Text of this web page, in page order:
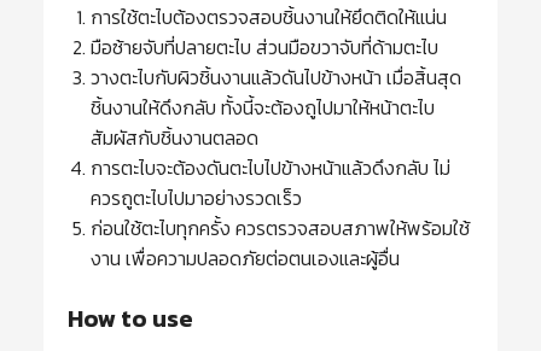
การใช้ตะไบต้องตรวจสอบชิ้นงานให้ยึดติดให้แน่น
มือซ้ายจับที่ปลายตะไบ ส่วนมือขวาจับที่ด้ามตะไบ
วางตะไบกับผิวชิ้นงานแล้วดันไปข้างหน้า เมื่อสิ้นสุด
ชิ้นงานให้ดึงกลับ ทั้งนี้จะต้องถูไปมาให้หน้าตะไบ
สัมผัสกับชิ้นงานตลอด
การตะไบจะต้องดันตะไบไปข้างหน้าแล้วดึงกลับ ไม่
ควรถูตะไบไปมาอย่างรวดเร็ว
ก่อนใช้ตะไบทุกครั้ง ควรตรวจสอบสภาพให้พร้อมใช้
งาน เพื่อความปลอดภัยต่อตนเองและผู้อื่น
How to use